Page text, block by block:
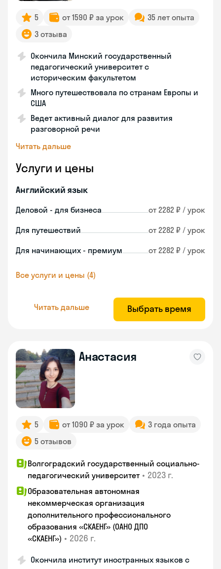
5 от 1590 ₽ за урок
35 лет опыта
3 отзыва
Окончила Минский государственный
педагогический университет с
историческим факультетом
Много путешествовала по странам Европы и
США
Ведет активный диалог для развития
разговорной речи
Читать дальше
Услуги и цены
Английский язык
Деловой - для бизнеса от 2282 ₽ / урок
Для путешествий от 2282 ₽ / урок
Для начинающих - премиум от 2282 ₽ / урок
Все услуги и цены (4)
Читать дальше Выбрать время
Анастасия
5 от 1090 ₽ за урок
3 года опыта
5 отзывов
Волгоградский государственный социально-
педагогический университет • 2023 г.
Образовательная автономная
некоммерческая организация
дополнительного профессионального
образования «СКАЕНГ» (ОАНО ДПО
«СКАЕНГ») • 2026 г.
Окончила институт иностранных языков с